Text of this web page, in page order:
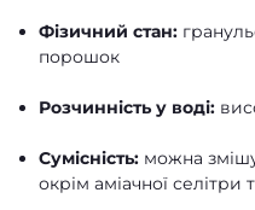
Фізичний стан:
порошок
Розчинність у воді:
Сумісність: можна
окрім аміачної селітри